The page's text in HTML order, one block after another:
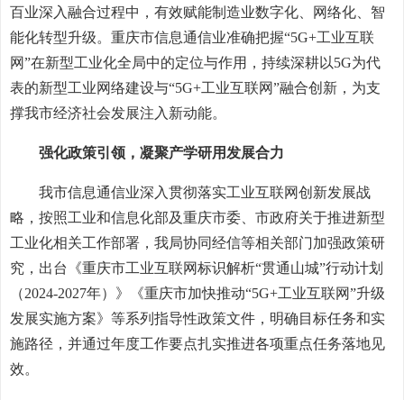
百业深入融合过程中，有效赋能制造业数字化、网络化、智
能化转型升级。重庆市信息通信业准确把握“5G+工业互联
网”在新型工业化全局中的定位与作用，持续深耕以5G为代
表的新型工业网络建设与“5G+工业互联网”融合创新，为支
撑我市经济社会发展注入新动能。
强化政策引领，凝聚产学研用发展合力
我市信息通信业深入贯彻落实工业互联网创新发展战
略，按照工业和信息化部及重庆市委、市政府关于推进新型
工业化相关工作部署，我局协同经信等相关部门加强政策研
究，出台《重庆市工业互联网标识解析“贯通山城”行动计划
（2024-2027年）》《重庆市加快推动“5G+工业互联网”升级
发展实施方案》等系列指导性政策文件，明确目标任务和实
施路径，并通过年度工作要点扎实推进各项重点任务落地见
效。